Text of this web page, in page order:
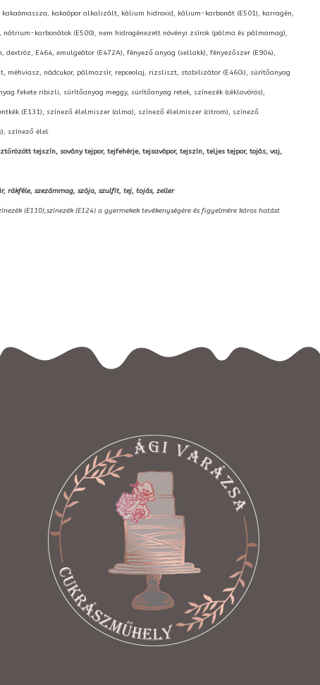
kakaópor alkalizált, kálium hidroxid, kálium-karbonát (E501), karragén,
karbonátok (E500), nem hidrogénezett növényi zsírok (pálma és pálmamag),
E464, emulgeátor (E472A), fényező anyag (sellakk), fényezőszer (E904),
méhviasz, nádcukor, pálmazsír, repceolaj, rizsliszt, stabilizátor (E460i), sürítőanyag
fekete ribizli, sürítőanyag meggy, sürítőanyag retek, színezék (céklavörös),
(E131), színező élelmiszer (alma), színező élelmiszer (citrom), színező
színező élel
tejszín, sovány tejpor, tejfehérje, tejsavópor, tejszín, teljes tejpor, tojás, vaj,
szezámmag, szója, szulfit, tej, tojás, zeller
(E110),színezék (E124) a gyermekek tevékenységére és figyelmére káros hatást